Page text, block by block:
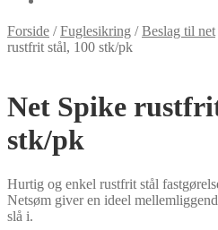
Forside /Fuglesikring /Beslag til net
rustfrit stål, 100 stk/pk
Net Spike
stk/pk
Hurtig og enkel rustfrit stål
Netsøm giver en ideel
slå i.